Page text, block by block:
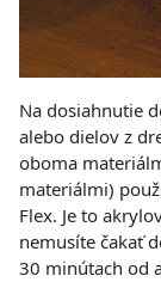
Na dosiahnutie
alebo dielov z
oboma
materiálmi)
Flex. Je to
nemusíte čakať
30 minútach od